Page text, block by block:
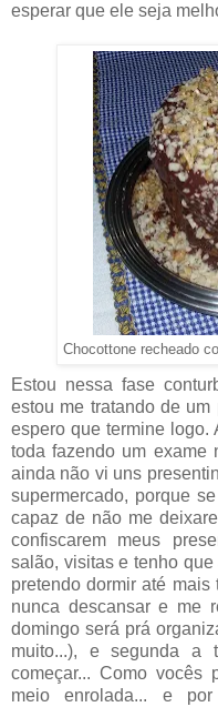
esperar que ele seja
Chocottone recheado
Estou nessa fase
estou me tratando de
espero que termine logo.
toda fazendo um exame
ainda não vi uns
supermercado, porque
capaz de não me
confiscarem meus
salão, visitas e tenho
pretendo dormir até
nunca descansar e me
domingo será prá
muito...), e segunda a
começar... Como vocês
meio enrolada... e